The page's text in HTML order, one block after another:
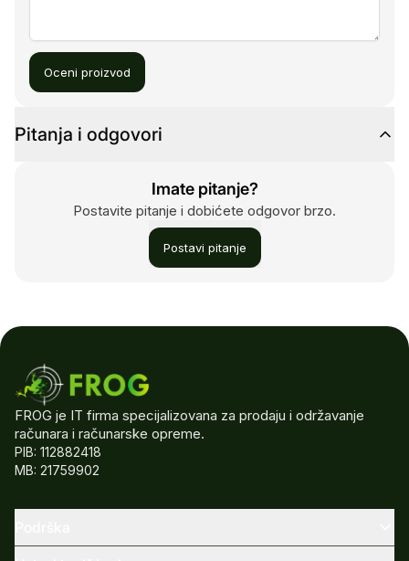
Oceni proizvod
Pitanja i odgovori
Imate pitanje?
Postavite pitanje i dobićete odgovor brzo.
Postavi pitanje
FROG je IT firma specijalizovana za prodaju i održavanje
računara i računarske opreme.
PIB: 112882418
MB: 21759902